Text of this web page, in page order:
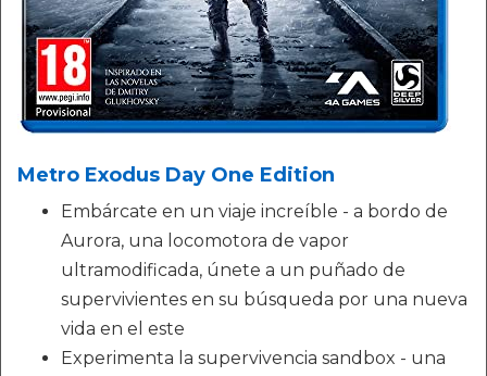
Metro Exodus Day One Edition
Embárcate en un viaje increíble - a bordo de
Aurora, una locomotora de vapor
ultramodificada, únete a un puñado de
supervivientes en su búsqueda por una nueva
vida en el este
Experimenta la supervivencia sandbox - una